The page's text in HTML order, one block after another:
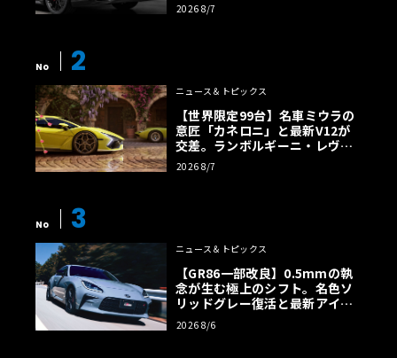
2026 8/7
No 2
ニュース＆トピックス
【世界限定99台】名車ミウラの
意匠「カネロニ」と最新V12が
交差。ランボルギーニ・レヴエ
ルトに60周年記念車が登場
2026 8/7
No 3
ニュース＆トピックス
【GR86一部改良】0.5mmの執
念が生む極上のシフト。名色ソ
リッドグレー復活と最新アイサ
イトでFRの極みへ
2026 8/6